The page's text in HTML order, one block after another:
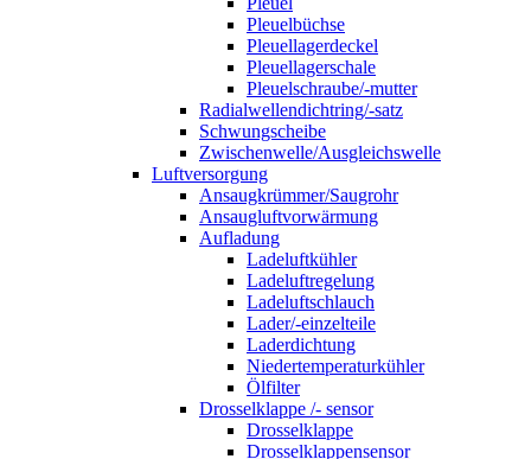
Pleuelbüchse
Pleuellagerdeckel
Pleuellagerschale
Pleuelschraube/-mutter
Radialwellendichtring/-satz
Schwungscheibe
Zwischenwelle/Ausgleichswelle
Luftversorgung
Ansaugkrümmer/Saugrohr
Ansaugluftvorwärmung
Aufladung
Ladeluftkühler
Ladeluftregelung
Ladeluftschlauch
Lader/-einzelteile
Laderdichtung
Niedertemperaturkühler
Ölfilter
Drosselklappe /- sensor
Drosselklappe
Drosselklappensensor